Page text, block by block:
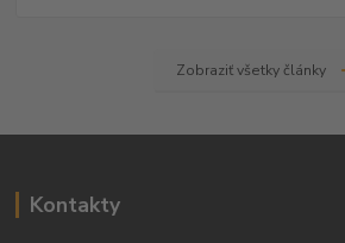
Zobraziť všetky články
Kontakty